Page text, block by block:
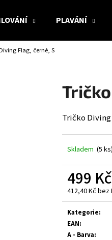
PLAVÁNÍ
Flag, černé, S
Tričko Diving
Skladem (5 ks)
499 Kč
412,40 Kč bez
Měrná
cena:
Kategorie:
EAN:
A - Barva:
najít?
HLEDAT